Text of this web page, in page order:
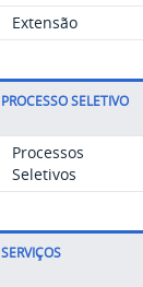
Extensão
PROCESSO SELETIVO
Processos
Seletivos
SERVIÇOS